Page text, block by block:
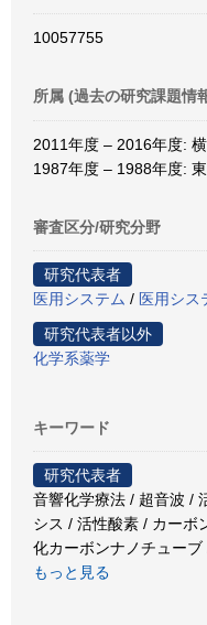
10057755
所属 (過去の研究課題情
2011年度 – 2016年度:
1987年度 – 1988年度:
審査区分/研究分野
研究代表者
医用システム / 医用シス
研究代表者以外
化学系薬学
キーワード
研究代表者
音響化学療法 / 超音波 /
シス / 活性酸素 / カーボ
化カーボンナノチュー
もっと見る